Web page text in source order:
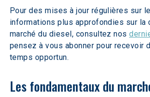
Pour des mises à jour régulières sur
informations plus approfondies sur la
marché du diesel, consultez nos
pensez à vous abonner pour recevoir
temps opportun.
Les fondamentaux du